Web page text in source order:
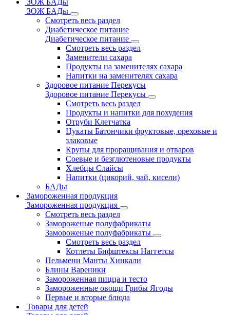
ЗОЖ БАДы
ЗОЖ БАДы
Смотреть весь раздел
Диабетическое питание
Диабетическое питание
Смотреть весь раздел
Заменители сахара
Продукты на заменителях сахара
Напитки на заменителях сахара
Здоровое питание Перекусы
Здоровое питание Перекусы
Смотреть весь раздел
Продукты и напитки для похудения
Отруби Клетчатка
Цукаты Батончики фруктовые, ореховые и
злаковые
Крупы для проращивания и отваров
Соевые и безглютеновые продукты
Хлебцы Слайсы
Напитки (цикорий, чай, кисели)
БАДы
Замороженная продукция
Замороженная продукция
Смотреть весь раздел
Замороженые полуфабрикаты
Замороженые полуфабрикаты
Смотреть весь раздел
Котлеты Бифштексы Наггетсы
Пельмени Манты Хинкали
Блины Вареники
Замороженная пицца и тесто
Замороженные овощи Грибы Ягоды
Первые и вторые блюда
Товары для детей